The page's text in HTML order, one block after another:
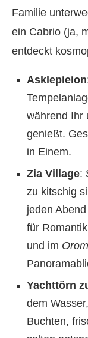
Familie
ein Cabrio (ja,
entdeckt
Asklepieion
während Ihr
genießt.
in Einem.
Zia Village:
zu kitschig
jeden
für
und im
Yachttörn
dem
Buchten,